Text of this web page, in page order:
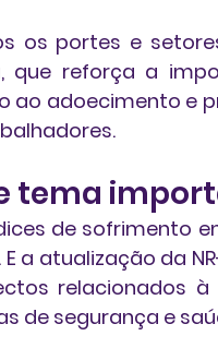
os portes e
que reforça a
ao adoecimento e
tema
de sofrimento
a atualização da
relacionados
de segurança e